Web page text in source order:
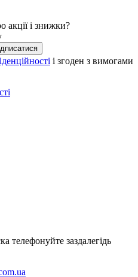
акції і знижки?
і згоден з вимогами
телефонуйте заздалегідь